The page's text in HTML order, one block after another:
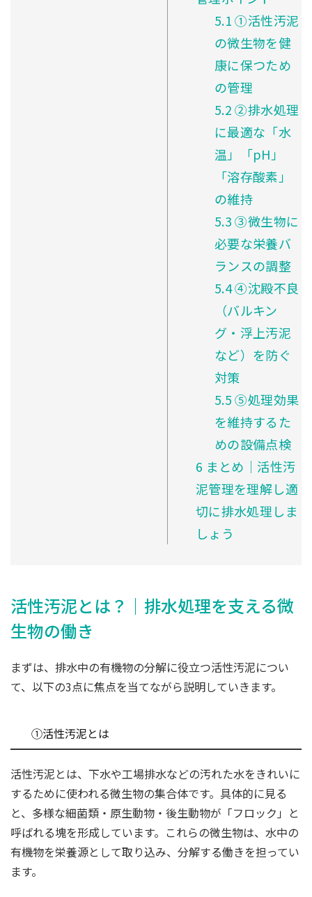
5.1①活性汚泥
の微生物を健
康に保つため
の管理
5.2②排水処理
に最適な「水
温」「pH」
「溶存酸素」
の維持
5.3③微生物に
必要な栄養バ
ランスの調整
5.4④沈殿不良
（バルキン
グ・浮上汚泥
など）を防ぐ
対策
5.5⑤処理効果
を維持するた
めの設備点検
6 まとめ｜活性汚
泥管理を理解し適
切に排水処理しま
しょう
活性汚泥とは？｜排水処理を支える微
生物の働き
まずは、排水中の有機物の分解に役立つ活性汚泥につい
て、以下の3点に焦点を当てながら説明していきます。
①活性汚泥とは
活性汚泥とは、下水や工場排水などの汚れた水をきれいに
するために使われる微生物の集合体です。具体的に見る
と、多様な細菌類・原生動物・後生動物が「フロック」と
呼ばれる塊を形成しています。これらの微生物は、水中の
有機物を栄養源として取り込み、分解する働きを担ってい
ます。